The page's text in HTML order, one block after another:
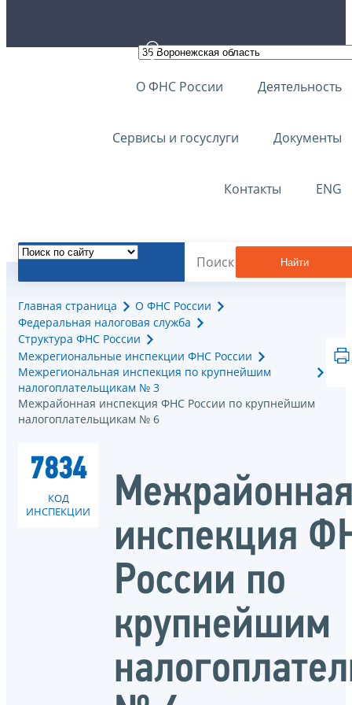
О ФНС России Деятельность
Сервисы и госуслуги Документы
Контакты ENG
Найти
Главная страница
О ФНС России
Федеральная налоговая служба
Структура ФНС России
Межрегиональные инспекции ФНС России
Межрегиональная инспекция по крупнейшим
налогоплательщикам № 3
Межрайонная инспекция ФНС России по крупнейшим
налогоплательщикам № 6
7834
КОД
ИНСПЕКЦИИ
инспекция
России по
крупнейшим